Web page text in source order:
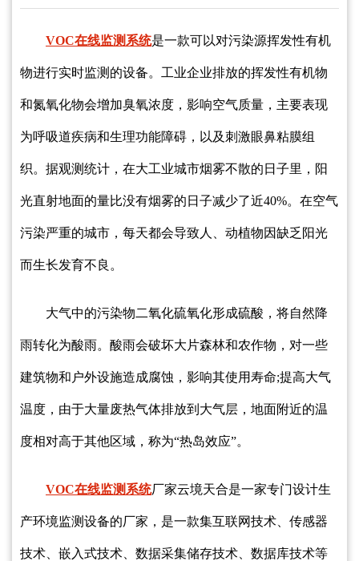
VOC在线监测系统是一款可以对污染源挥发性有机
物进行实时监测的设备。工业企业排放的挥发性有机物
和氮氧化物会增加臭氧浓度，影响空气质量，主要表现
为呼吸道疾病和生理功能障碍，以及刺激眼鼻粘膜组
织。据观测统计，在大工业城市烟雾不散的日子里，阳
光直射地面的量比没有烟雾的日子减少了近40%。在空气
污染严重的城市，每天都会导致人、动植物因缺乏阳光
而生长发育不良。
大气中的污染物二氧化硫氧化形成硫酸，将自然降
雨转化为酸雨。酸雨会破坏大片森林和农作物，对一些
建筑物和户外设施造成腐蚀，影响其使用寿命;提高大气
温度，由于大量废热气体排放到大气层，地面附近的温
度相对高于其他区域，称为“热岛效应”。
VOC在线监测系统厂家云境天合是一家专门设计生
产环境监测设备的厂家，是一款集互联网技术、传感器
技术、嵌入式技术、数据采集储存技术、数据库技术等